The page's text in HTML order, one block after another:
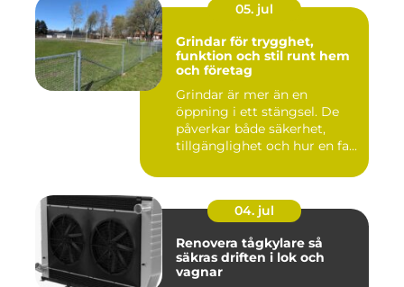
05. jul
Grindar för trygghet,
funktion och stil runt hem
och företag
Grindar är mer än en
öppning i ett stängsel. De
påverkar både säkerhet,
tillgänglighet och hur en fa...
04. jul
Renovera tågkylare så
säkras driften i lok och
vagnar